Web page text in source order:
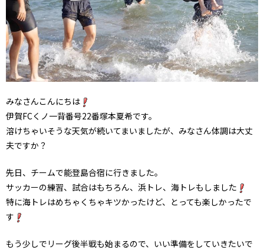
みなさんこんにちは
伊賀FCくノ一背番号22番塚本夏希です。
溶けちゃいそうな天気が続いてまいましたが、みなさん体調は大丈
夫ですか？
先日、チームで能登島合宿に行きました。
サッカーの練習、試合はもちろん、浜トレ、海トレもしました
特に海トレはめちゃくちゃキツかったけど、とっても楽しかったで
す
もう少しでリーグ後半戦も始まるので、いい準備をしていきたいで